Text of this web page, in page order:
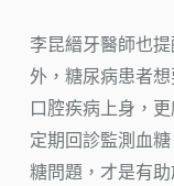
李昆縉牙醫師也
外，糖尿病患者
口腔疾病上身，
定期回診監測血
糖問題，才是有